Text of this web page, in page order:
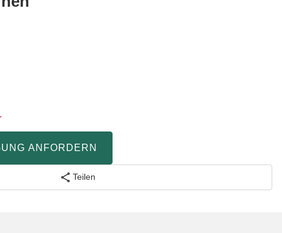
ANFORDERN
Teilen